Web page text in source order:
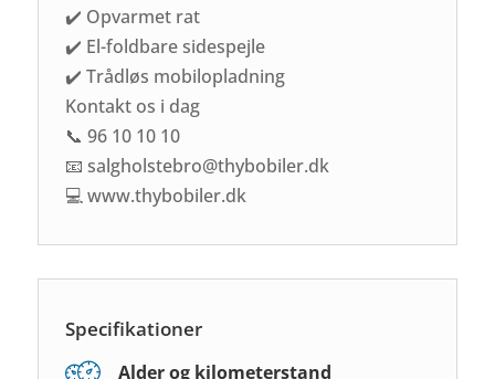
✔️ Opvarmet rat
✔️ El-foldbare sidespejle
✔️ Trådløs mobilopladning
Kontakt os i dag
📞 96 10 10 10
📧 salgholstebro@thybobiler.dk
💻 www.thybobiler.dk
Specifikationer
Alder og kilometerstand